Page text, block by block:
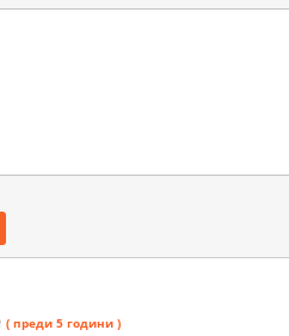
( преди 5 години )